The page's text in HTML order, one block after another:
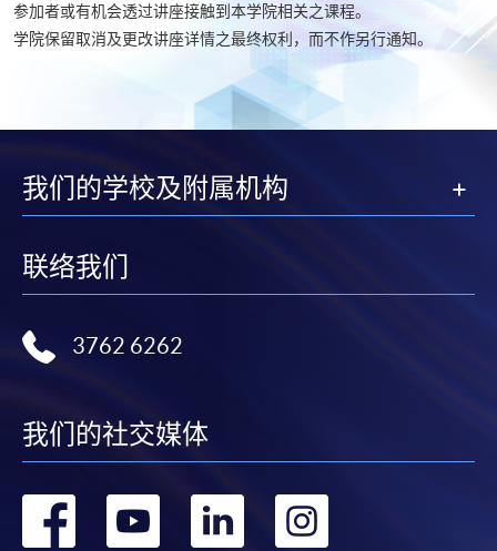
参加者或有机会透过讲座接触到本学院相关之课程。
学院保留取消及更改讲座详情之最终权利，而不作另行通知。
我们的学校及附属机构
联络我们
3762 6262
我们的社交媒体
转
转
转